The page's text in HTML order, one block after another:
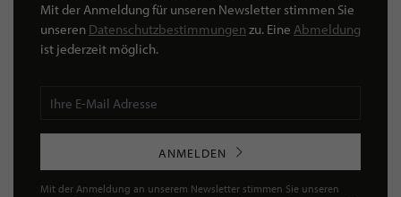
Mit der Anmeldung für unseren Newsletter stimmen Sie
unseren Datenschutzbestimmungen zu. Eine Abmeldung
ist jederzeit möglich.
ANMELDEN
Mit der Anmeldung an unserem Newsletter stimmen Sie unseren